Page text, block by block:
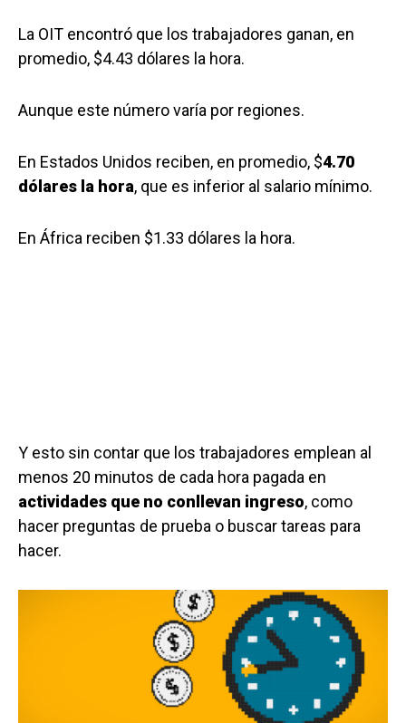
La OIT encontró que los trabajadores ganan, en
promedio, $4.43 dólares la hora.
Aunque este número varía por regiones.
En Estados Unidos reciben, en promedio, $4.70
dólares la hora, que es inferior al salario mínimo.
En África reciben $1.33 dólares la hora.
Y esto sin contar que los trabajadores emplean al
menos 20 minutos de cada hora pagada en
actividades que no conllevan ingreso, como
hacer preguntas de prueba o buscar tareas para
hacer.